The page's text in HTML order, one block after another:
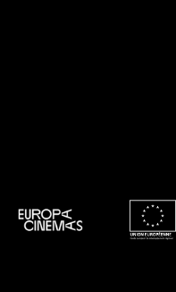
Europa Cinemas